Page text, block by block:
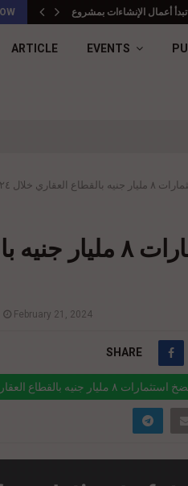
ARTICLE EVENTS
خلال ٢٠٢٤
أبني العقارية :تضخ استثمارات
February 21, 2024
SHARE
جنيه بالقطاع العقاري خلال ٢٠٢٤
realty-eg.net/